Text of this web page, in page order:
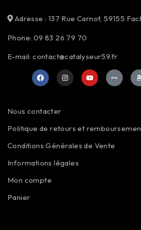
Adresse : 137 Rue Carnot, 59155
Phone: 09 83 26 79 70
E-mail: contact@catalyseur59.fr
Nous contacter
Politique de retours et
Conditions Générales de Vente
Informations légales
Mon compte
Panier